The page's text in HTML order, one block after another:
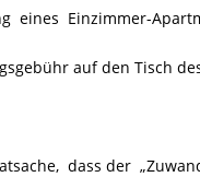
eines Einzimmer-
auf den Tisch
dass der